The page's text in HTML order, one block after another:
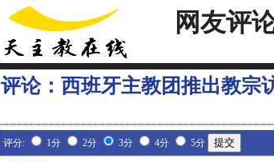
网友评
评论： 西班牙主教团推出教宗
评分: 1分 2分 3分 4分 5分